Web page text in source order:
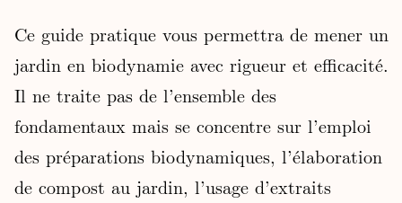
Ce guide pratique vous permettra de mener un
jardin en biodynamie avec rigueur et efficacité.
Il ne traite pas de l’ensemble des
fondamentaux mais se concentre sur l’emploi
des préparations biodynamiques, l’élaboration
de compost au jardin, l’usage d’extraits